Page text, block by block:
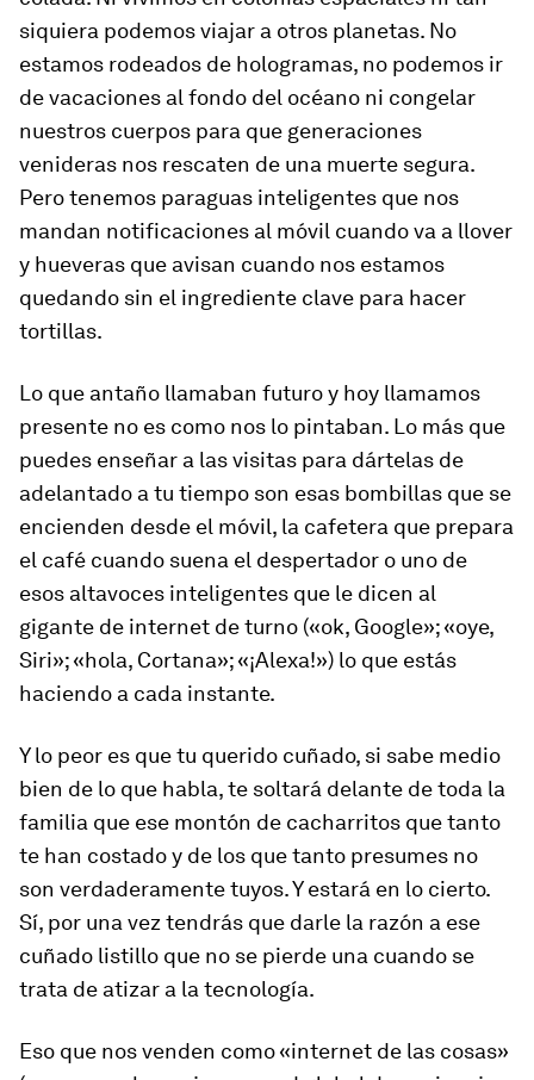
siquiera podemos viajar a otros planetas. No
estamos rodeados de hologramas, no podemos ir
de vacaciones al fondo del océano ni congelar
nuestros cuerpos para que generaciones
venideras nos rescaten de una muerte segura.
Pero tenemos paraguas inteligentes que nos
mandan notificaciones al móvil cuando va a llover
y hueveras que avisan cuando nos estamos
quedando sin el ingrediente clave para hacer
tortillas.
Lo que antaño llamaban futuro y hoy llamamos
presente no es como nos lo pintaban. Lo más que
puedes enseñar a las visitas para dártelas de
adelantado a tu tiempo son esas bombillas que se
encienden desde el móvil, la cafetera que prepara
el café cuando suena el despertador o uno de
esos altavoces inteligentes que le dicen al
gigante de internet de turno («ok, Google»; «oye,
Siri»; «hola, Cortana»; «¡Alexa!») lo que estás
haciendo a cada instante.
Y lo peor es que tu querido cuñado, si sabe medio
bien de lo que habla, te soltará delante de toda la
familia que ese montón de cacharritos que tanto
te han costado y de los que tanto presumes no
son verdaderamente tuyos. Y estará en lo cierto.
Sí, por una vez tendrás que darle la razón a ese
cuñado listillo que no se pierde una cuando se
trata de atizar a la tecnología.
Eso que nos venden como «internet de las cosas»